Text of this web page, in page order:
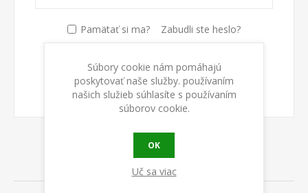
Pamätať si ma? Zabudli ste heslo?
PRIHLÁSIŤ SA
ABOUT LOGIN / REGISTRATION
Súbory cookie nám pomáhajú
poskytovať naše služby. používaním
našich služieb súhlasíte s používaním
súborov cookie.
OK
Uč sa viac